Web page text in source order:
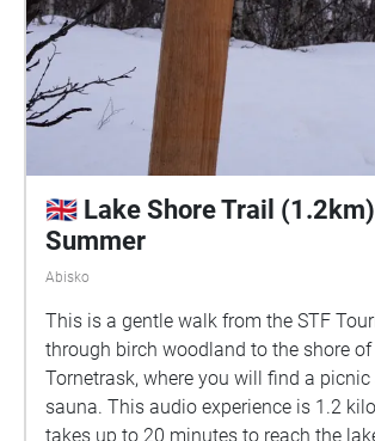
🇬🇧 Lake Shore Trail
Summer
Abisko
This is a gentle walk from the STF
through birch woodland to the shore of
Tornetrask, where you will find a picnic
sauna. This audio experience is 1.2
takes up to 20 minutes to reach the